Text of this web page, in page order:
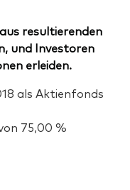
resultierenden
und Investoren
erleiden.
als Aktienfonds
75,00 %